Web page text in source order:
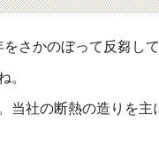
さかのぼって反芻し
。
当社の断熱の造りを